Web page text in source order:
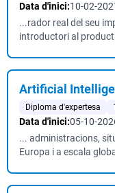
Data d'inici:10-02-
...rador real del seu
introductori al
Artificial
Diploma d'expertesa
Data d'inici:05-10-
... administracions,
Europa i a escala